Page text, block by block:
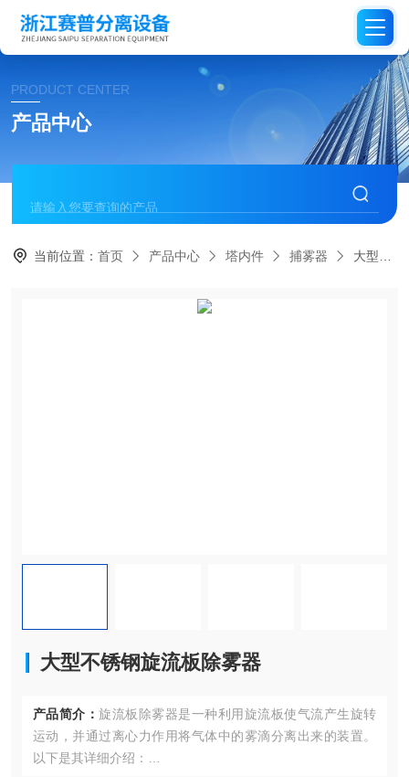
PRODUCT CENTER
产品中心
当前位置：首页 产品中心 塔内件 捕雾器 大型不锈钢旋流板除雾器
大型不锈钢旋流板除雾器
产品简介： 旋流板除雾器是一种利用旋流板使气流产生旋转
运动，并通过离心力作用将气体中的雾滴分离出来的装置。
以下是其详细介绍：